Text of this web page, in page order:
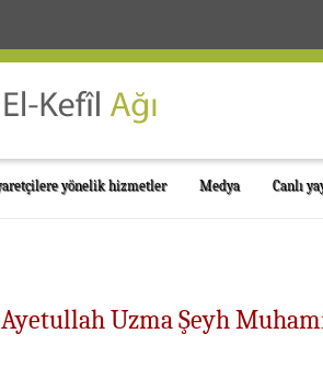
yönelik hizmetler Medya Canlı
Uzma Şeyh